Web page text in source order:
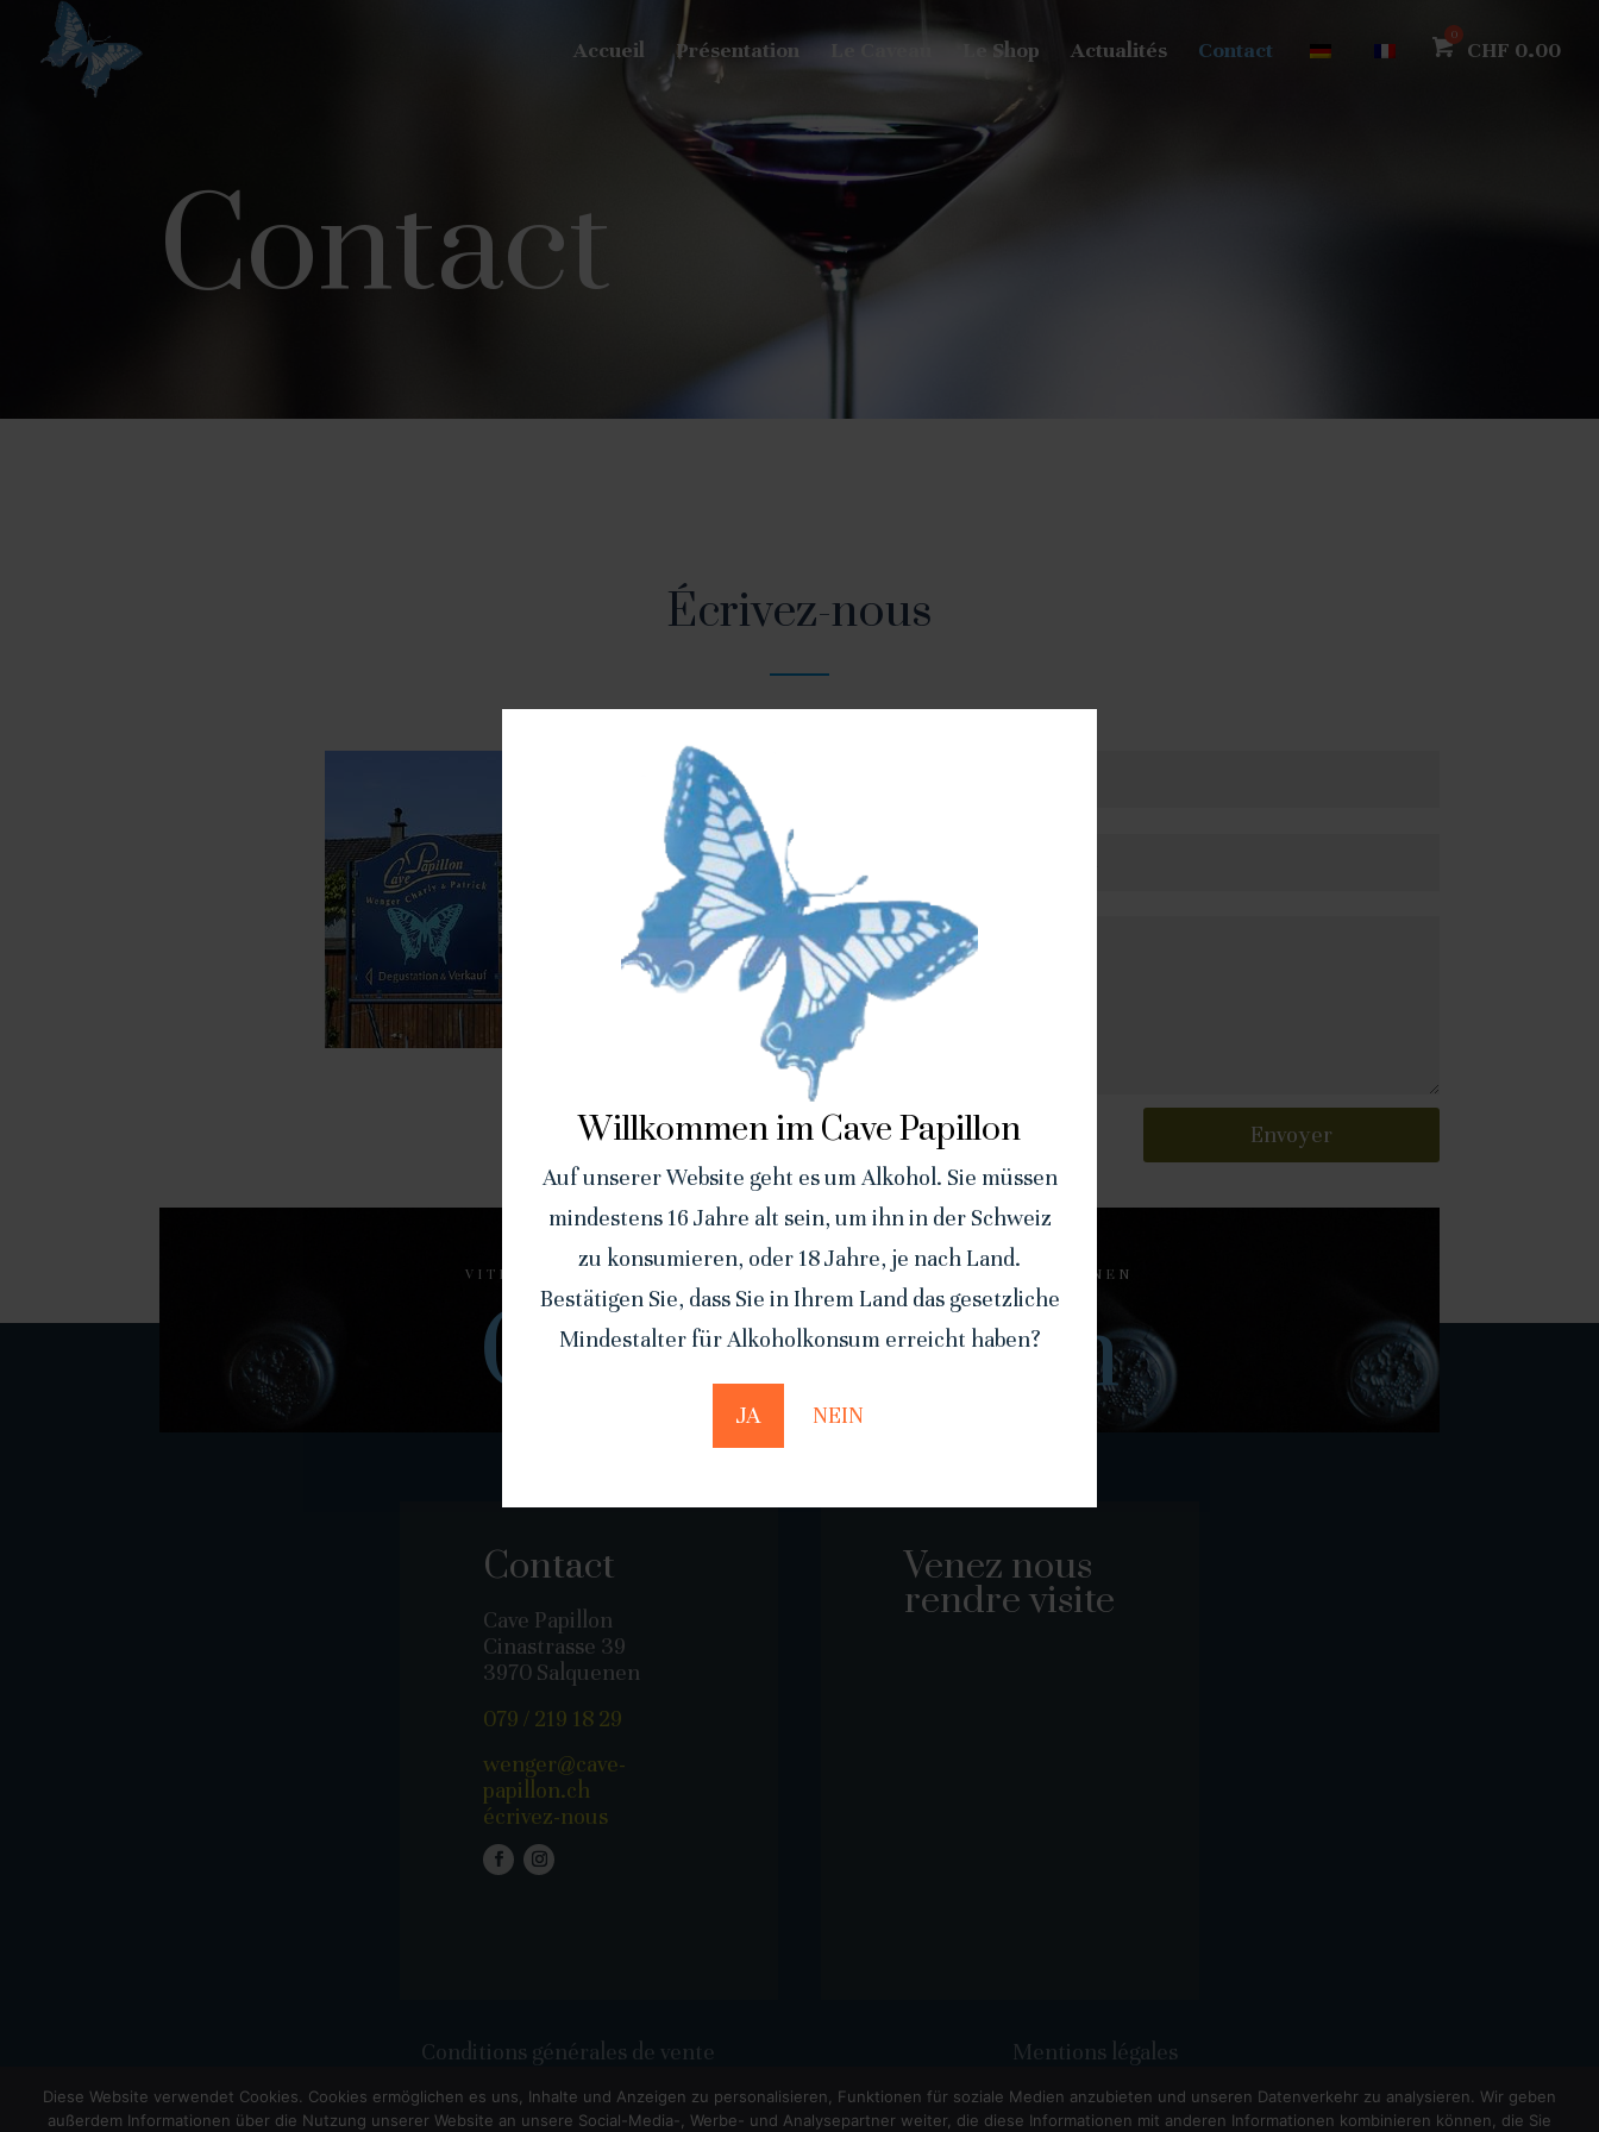
Willkommen im Cave Papillon
Auf unserer Website geht es um Alkohol. Sie müssen
mindestens 16 Jahre alt sein, um ihn in der Schweiz
zu konsumieren, oder 18 Jahre, je nach Land.
Bestätigen Sie, dass Sie in Ihrem Land das gesetzliche
Mindestalter für Alkoholkonsum erreicht haben?
JA NEIN
Accueil Présentation Le Caveau Le Shop Actualités Contact CHF 0.00
Contact
Écrivez-nous
Envoyer
Alternative:
VITICULTURE - VINIFICATION PROPRE - TRADITION - SALQUENEN
Cave Papillon
Wenger Charly
Contact
Cave Papillon
Cinastrasse 39
3970 Salquenen
079 / 219 18 29
wenger@cave-
papillon.ch
écrivez-nous
Venez nous
rendre visite
Conditions générales de vente Mentions légales
Diese Website verwendet Cookies. Cookies ermöglichen es uns, Inhalte und Anzeigen zu personalisieren, Funktionen für soziale Medien anzubieten und unseren Datenverkehr zu analysieren. Wir geben
außerdem Informationen über die Nutzung unserer Website an unsere Social-Media-, Werbe- und Analysepartner weiter, die diese Informationen mit anderen Informationen kombinieren können, die Sie